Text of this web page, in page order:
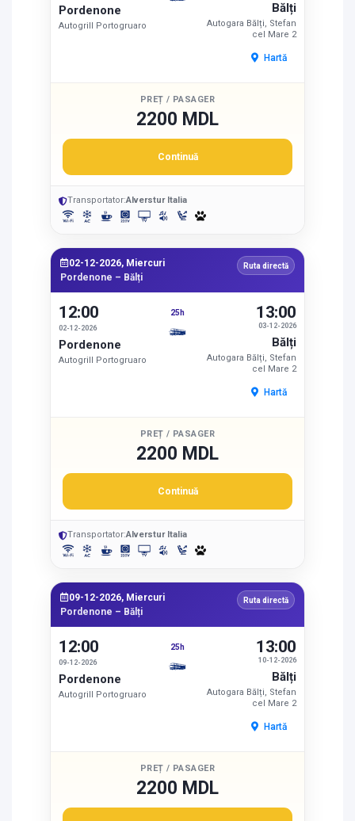
Pordenone
Autogrill Portogruaro
Bălți
Autogara Bălți, Stefan
cel Mare 2
Hartă
PREȚ / PASAGER
2200 MDL
Continuă
Transportator:Alverstur Italia
02-12-2026, Miercuri
Pordenone – Bălți
Ruta directă
12:00
02-12-2026
Pordenone
Autogrill Portogruaro
25h
03-12-2026
13:00
Bălți
Autogara Bălți, Stefan
cel Mare 2
Hartă
PREȚ / PASAGER
2200 MDL
Continuă
Transportator:Alverstur Italia
09-12-2026, Miercuri
Pordenone – Bălți
Ruta directă
12:00
09-12-2026
Pordenone
Autogrill Portogruaro
25h
10-12-2026
13:00
Bălți
Autogara Bălți, Stefan
cel Mare 2
Hartă
PREȚ / PASAGER
2200 MDL